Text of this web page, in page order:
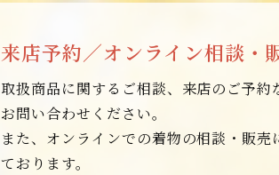
来店予約／オンライン相談・
取扱商品に関するご相談、来店のご予約
お問い合わせください。
また、オンラインでの着物の相談・販売
ております。